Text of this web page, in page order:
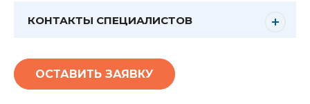
КОНТАКТЫ СПЕЦИАЛИСТОВ
ОСТАВИТЬ ЗАЯВКУ